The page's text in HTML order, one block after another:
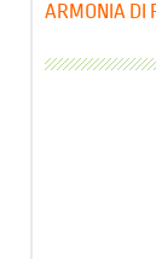
ARMONIA DI